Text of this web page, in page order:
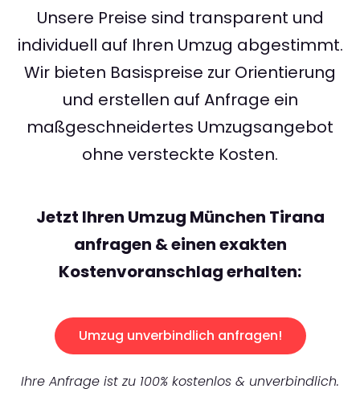
Unsere Preise sind transparent und
individuell auf Ihren Umzug abgestimmt.
Wir bieten Basispreise zur Orientierung
und erstellen auf Anfrage ein
maßgeschneidertes Umzugsangebot
ohne versteckte Kosten.
Jetzt Ihren Umzug München Tirana
anfragen & einen exakten
Kostenvoranschlag erhalten:
Umzug unverbindlich anfragen!
Ihre Anfrage ist zu 100% kostenlos & unverbindlich.